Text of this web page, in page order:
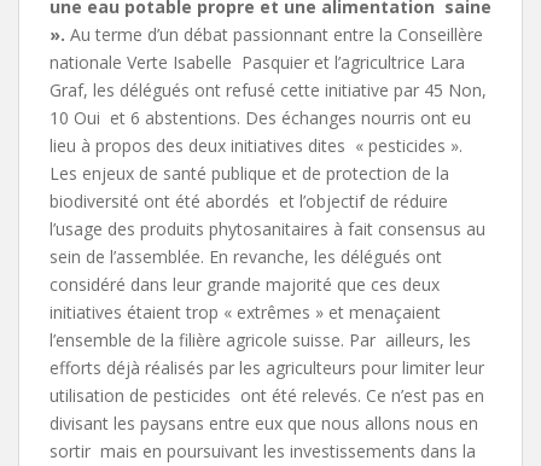
une eau potable propre et une alimentation saine
». Au terme d’un débat passionnant entre la Conseillère
nationale Verte Isabelle Pasquier et l’agricultrice Lara
Graf, les délégués ont refusé cette initiative par 45 Non,
10 Oui et 6 abstentions. Des échanges nourris ont eu
lieu à propos des deux initiatives dites « pesticides ».
Les enjeux de santé publique et de protection de la
biodiversité ont été abordés et l’objectif de réduire
l’usage des produits phytosanitaires à fait consensus au
sein de l’assemblée. En revanche, les délégués ont
considéré dans leur grande majorité que ces deux
initiatives étaient trop « extrêmes » et menaçaient
l’ensemble de la filière agricole suisse. Par ailleurs, les
efforts déjà réalisés par les agriculteurs pour limiter leur
utilisation de pesticides ont été relevés. Ce n’est pas en
divisant les paysans entre eux que nous allons nous en
sortir mais en poursuivant les investissements dans la